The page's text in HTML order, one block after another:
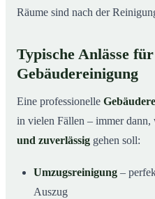
Räume sind nach der
Typische Anlässe
Gebäudereinigung
Eine professionelle
in vielen Fällen – immer dann,
und zuverlässig gehen soll:
Umzugsreinigung –
Auszug